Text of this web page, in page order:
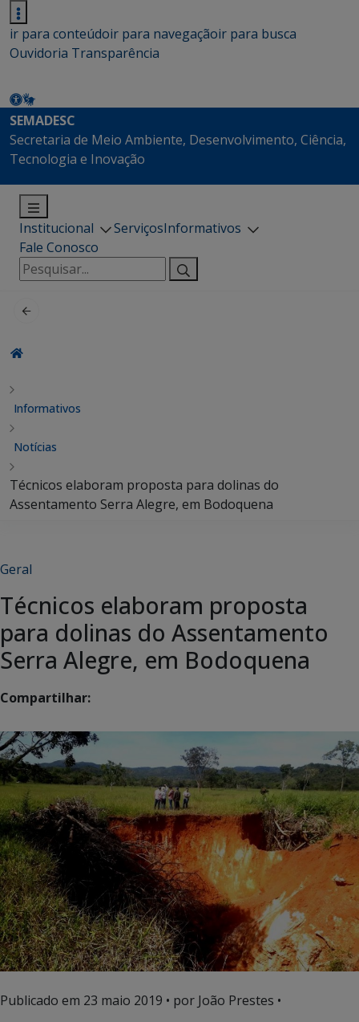
ir para conteúdoir para navegaçãoir para busca
Ouvidoria Transparência
SEMADESC
Secretaria de Meio Ambiente, Desenvolvimento, Ciência,
Tecnologia e Inovação
Institucional ServiçosInformativos
Fale Conosco
Pesquisar
por:
Informativos
Notícias
Técnicos elaboram proposta para dolinas do
Assentamento Serra Alegre, em Bodoquena
Geral
Técnicos elaboram proposta
para dolinas do Assentamento
Serra Alegre, em Bodoquena
Compartilhar:
Publicado em 23 maio 2019 • por João Prestes •